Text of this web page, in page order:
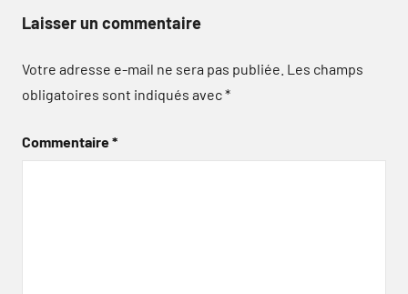
Laisser un commentaire
Votre adresse e-mail ne sera pas publiée. Les champs
obligatoires sont indiqués avec*
Commentaire*